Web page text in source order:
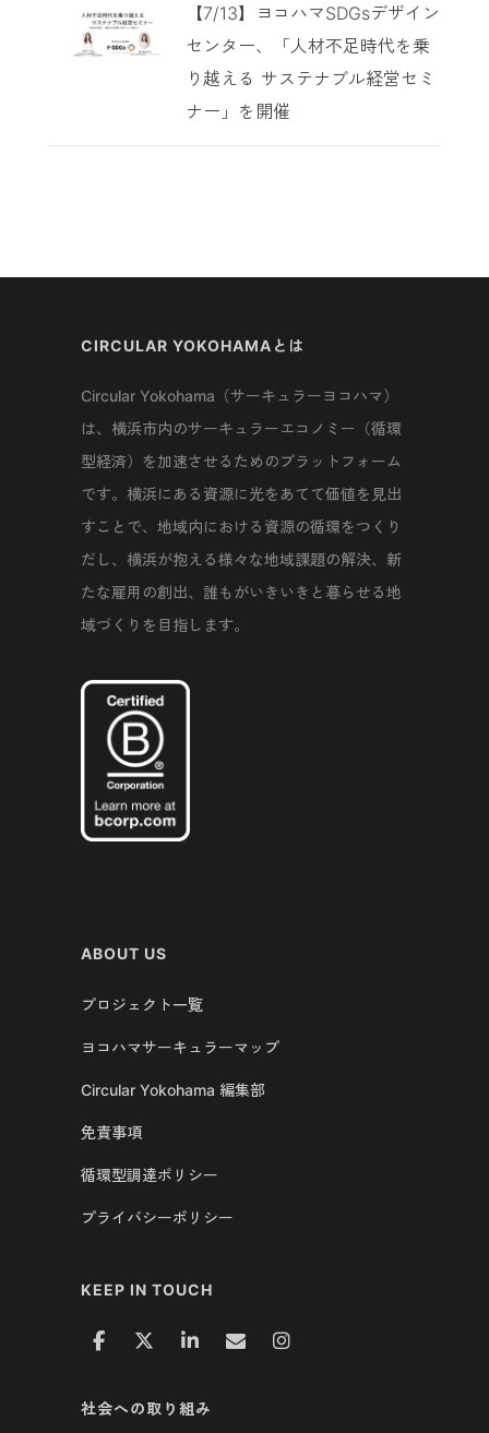
【7/13】ヨコハマSDGsデザイン
センター、「人材不足時代を乗
り越える サステナブル経営セミ
ナー」を開催
CIRCULAR YOKOHAMAとは
Circular Yokohama（サーキュラーヨコハマ）
は、横浜市内のサーキュラーエコノミー（循環
型経済）を加速させるためのプラットフォーム
です。横浜にある資源に光をあてて価値を見出
すことで、地域内における資源の循環をつくり
だし、横浜が抱える様々な地域課題の解決、新
たな雇用の創出、誰もがいきいきと暮らせる地
域づくりを目指します。
ABOUT US
プロジェクト一覧
ヨコハマサーキュラーマップ
Circular Yokohama 編集部
免責事項
循環型調達ポリシー
プライバシーポリシー
KEEP IN TOUCH
社会への取り組み